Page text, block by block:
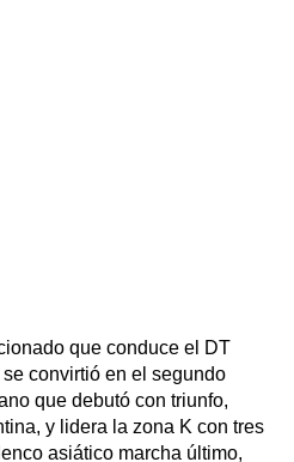
que conduce el DT
convirtió en el segundo
que debutó con triunfo,
y lidera la zona K con tres
asiático marcha último,